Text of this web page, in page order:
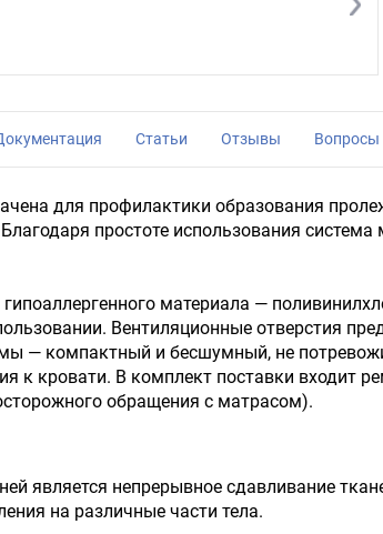
Статьи Отзывы Вопросы
для профилактики образования
простоте использования
материала —
Вентиляционные отверстия
— компактный и бесшумный, не
к кровати. В комплект поставки входит
обращения с матрасом).
является непрерывное сдавливание
на различные части тела.